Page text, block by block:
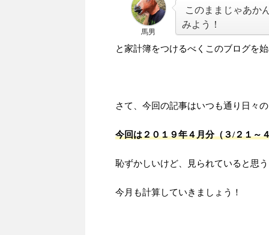
馬男
このままじゃあか
みよう！
と家計簿をつけるべくこのブログを
さて、今回の記事はいつも通り日々
今回は２０１９年４月分（３/２１～
恥ずかしいけど、見られていると思
今月も計算していきましょう！